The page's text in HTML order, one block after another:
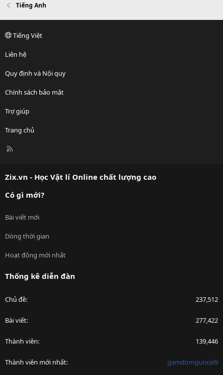
Tiếng Anh
Tiếng Việt
Liên hệ
Quy định và Nội quy
Chính sách bảo mật
Trợ giúp
Trang chủ
R
Zix.vn - Học Vật lí Online chất lượng cao
Có gì mới?
Bài viết mới
Dòng thời gian
Hoạt động mới nhất
Thống kê diễn đàn
Chủ đề 237,512
Bài viết 277,422
Thành viên 139,446
Thành viên mới nhất gamdomguncel9